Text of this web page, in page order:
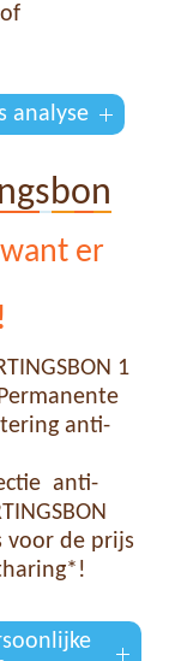
analyse
er
1
anti-
anti-
voor de prijs